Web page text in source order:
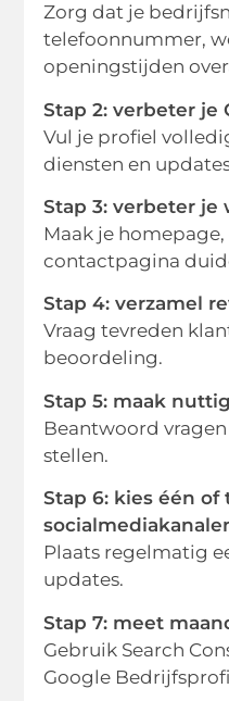
Zorg dat je
telefoonnummer,
openingstijden
Stap 2: verbeter je
Vul je profiel
diensten en
Stap 3: verbeter je
Maak je
contactpagina
Stap 4: verzamel
Vraag tevreden
beoordeling.
Stap 5: maak
Beantwoord
stellen.
Stap 6: kies één of
Plaats regelmatig
updates.
Stap 7: meet
Gebruik Search
Google